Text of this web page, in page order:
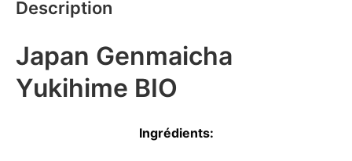
Description
Japan Genmaicha
Yukihime BIO
Ingrédients: